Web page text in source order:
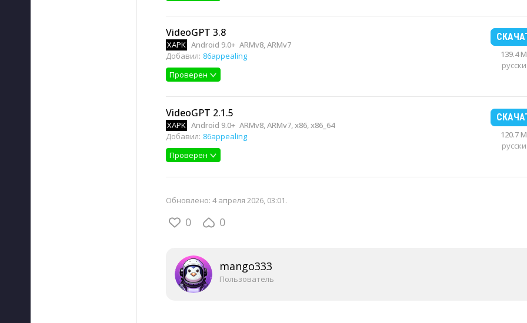
VideoGPT 3.8
XAPK Android 9.0+ ARMv8, ARMv7
Добавил: 86appealing
Проверен
139.4
VideoGPT 2.1.5
XAPK Android 9.0+ ARMv8, ARMv7, x86, x86_64
Добавил: 86appealing
Проверен
120.7
Обновлено: 4 апреля 2026, 03:01.
0 0
mango333
Пользователь